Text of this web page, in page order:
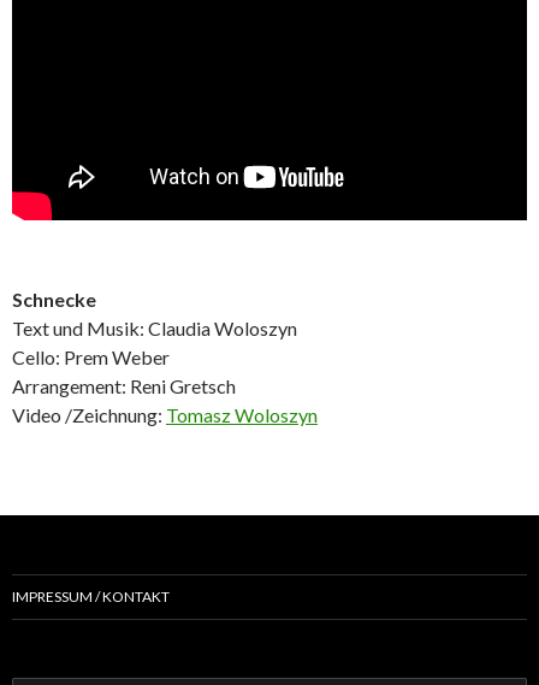
Schnecke
Text und Musik: Claudia Woloszyn
Cello: Prem Weber
Arrangement: Reni Gretsch
Video /Zeichnung: Tomasz Woloszyn
IMPRESSUM / KONTAKT